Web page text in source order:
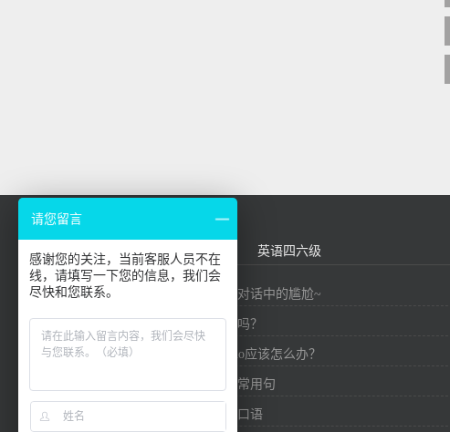
外贸英语 基础口语 英语四六级
九个精华短语，帮你避免对话中的尴尬~
你知道英语有多少个单词吗？
在英国社交中，想要say no应该怎么办？
口语必备！介绍中国外贸常用句
实用外贸信用证商务英语口语
请您留言
感谢您的关注，当前客服人员不在
线，请填写一下您的信息，我们会
尽快和您联系。